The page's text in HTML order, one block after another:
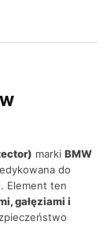
marki BMW
do
Element ten
gałęziami i